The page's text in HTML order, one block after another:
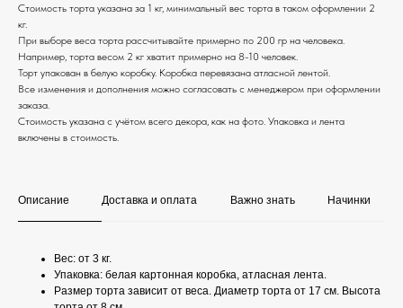
Стоимость торта указана за 1 кг, минимальный вес торта в таком оформлении 2
кг.
При выборе веса торта рассчитывайте примерно по 200 гр на человека.
Например, торта весом 2 кг хватит примерно на 8-10 человек.
Торт упакован в белую коробку. Коробка перевязана атласной лентой.
Все изменения и дополнения можно согласовать с менеджером при оформлении
заказа.
Стоимость указана с учётом всего декора, как на фото. Упаковка и лента
включены в стоимость.
Описание Доставка и оплата Важно знать Начинки
Вес: от 3 кг.
Упаковка: белая картонная коробка, атласная лента.
Размер торта зависит от веса. Диаметр торта от 17 см. Высота